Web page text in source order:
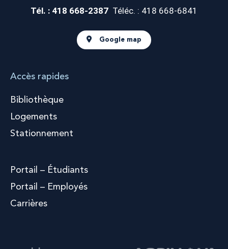
Tél. : 418 668-2387 Téléc. : 418 668-6841
Google map
Accès rapides
Bibliothèque
Logements
Stationnement
Portail – Étudiants
Portail – Employés
Carrières